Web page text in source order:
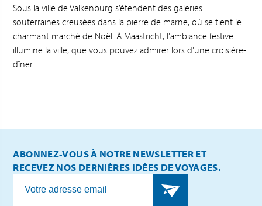
Sous la ville de Valkenburg s’étendent des galeries
souterraines creusées dans la pierre de marne, où se tient le
charmant marché de Noël. À Maastricht, l’ambiance festive
illumine la ville, que vous pouvez admirer lors d’une croisière-
dîner.
ABONNEZ-VOUS À NOTRE NEWSLETTER ET
RECEVEZ NOS DERNIÈRES IDÉES DE VOYAGES.